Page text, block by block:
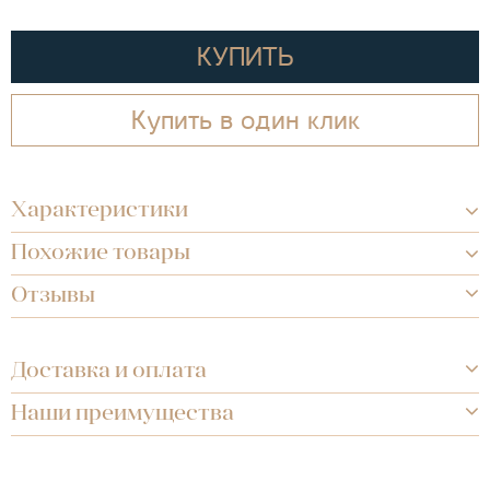
КУПИТЬ
Купить в один клик
Характеристики
Похожие товары
Отзывы
Доставка и оплата
Наши преимущества